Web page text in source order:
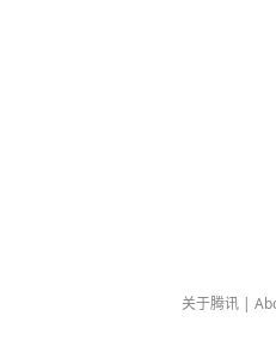
关于腾讯 |